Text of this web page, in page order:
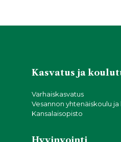
Kasvatus ja
Varhaiskasvatus
Vesannon yhtenäiskoulu ja
Kansalaisopisto